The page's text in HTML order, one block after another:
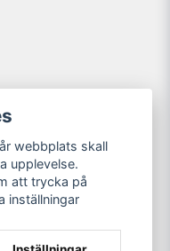
webbplats skall
upplevelse.
att trycka på
inställningar